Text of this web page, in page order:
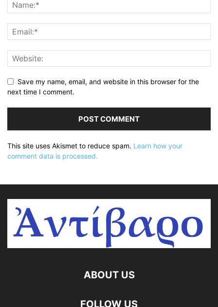
Save my name, email, and website in this browser for the
next time I comment.
This site uses Akismet to reduce spam. Learn how your
comment data is processed.
ABOUT US
FOLLOW US